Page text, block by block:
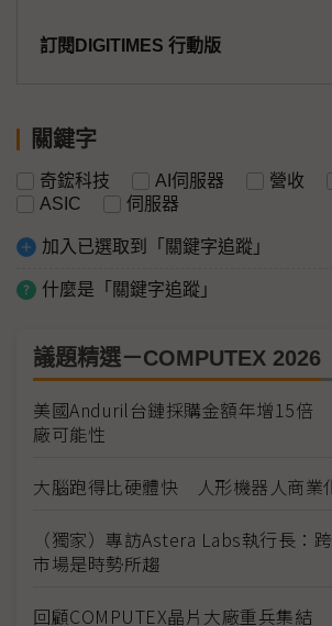
訂閱DIGITIMES 行動版
關鍵字
奇鋐科技 AI伺服器 營收
ASIC
伺服器
加入已選取到「關鍵字追蹤」
什麼是「關鍵字追蹤」
議題精選－COMPUTEX 2026
美國Anduril台鏈採購金額年增15倍
廠可能性
大腦跑得比硬體快 人形機器人商業
（獨家）專訪Astera Labs執行長：
市場是時勢所趨
回顧COMPUTEX晶片大廠重兵集結